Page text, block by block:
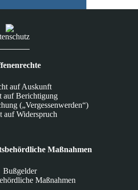
auf Auskunft
auf Berichtigung
(„Vergessenwerden“)
auf Widerspruch
Maßnahmen
Bußgelder
Maßnahmen